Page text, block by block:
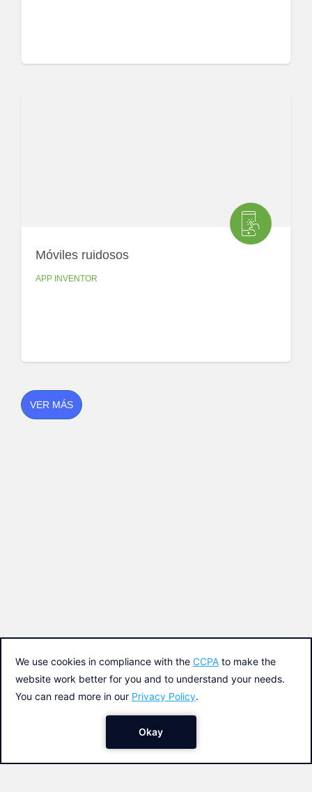
Móviles ruidosos
APP INVENTOR
VER MÁS
Contacto
Soporte